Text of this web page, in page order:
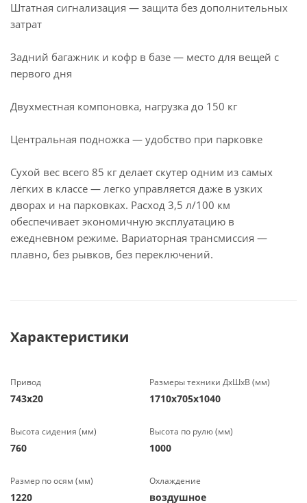
Штатная сигнализация — защита без дополнительных
затрат
Задний багажник и кофр в базе — место для вещей с
первого дня
Двухместная компоновка, нагрузка до 150 кг
Центральная подножка — удобство при парковке
Сухой вес всего 85 кг делает скутер одним из самых
лёгких в классе — легко управляется даже в узких
дворах и на парковках. Расход 3,5 л/100 км
обеспечивает экономичную эксплуатацию в
ежедневном режиме. Вариаторная трансмиссия —
плавно, без рывков, без переключений.
Характеристики
Привод
743х20
Размеры техники ДхШхВ (мм)
1710х705х1040
Высота сидения (мм)
760
Высота по рулю (мм)
1000
Размер по осям (мм)
1220
Охлаждение
воздушное